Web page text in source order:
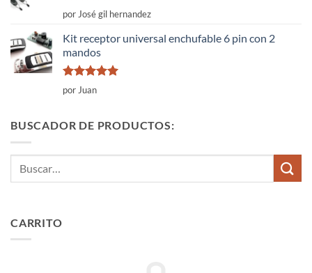
Valorado
con
de 5
por José gil hernandez
Kit receptor universal enchufable 6 pin con 2
mandos
Valorado
con
por Juan
BUSCADOR DE PRODUCTOS:
CARRITO